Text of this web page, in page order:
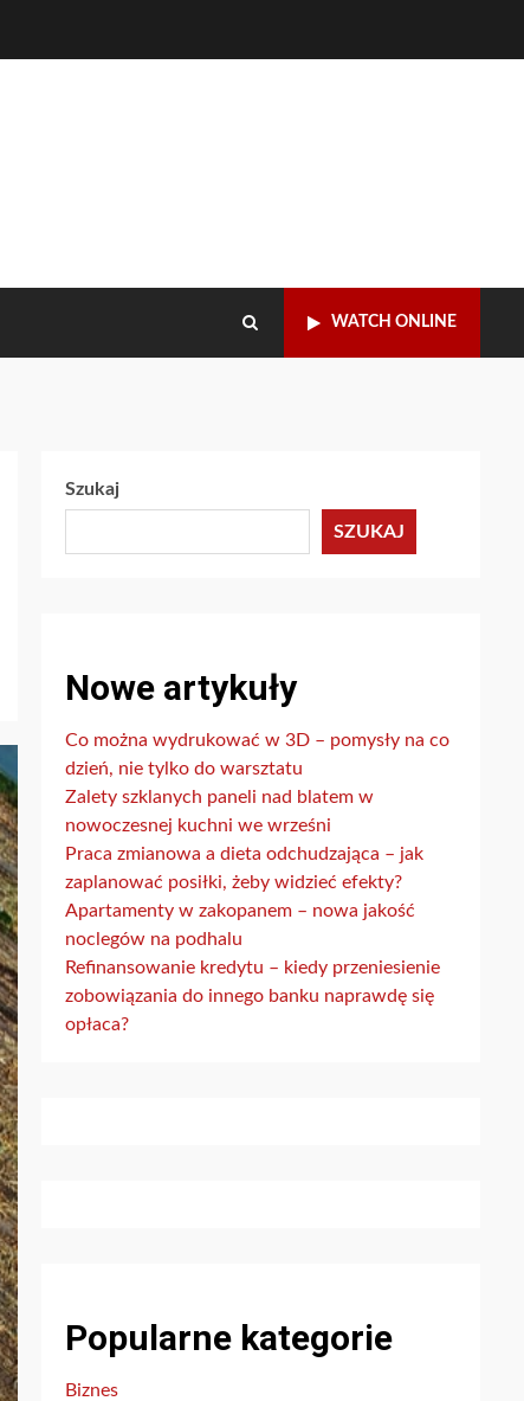
WATCH ONLINE
Szukaj
SZUKAJ
Nowe artykuły
Co można wydrukować w 3D – pomysły na co
dzień, nie tylko do warsztatu
Zalety szklanych paneli nad blatem w
nowoczesnej kuchni we wrześni
Praca zmianowa a dieta odchudzająca – jak
zaplanować posiłki, żeby widzieć efekty?
Apartamenty w zakopanem – nowa jakość
noclegów na podhalu
Refinansowanie kredytu – kiedy przeniesienie
zobowiązania do innego banku naprawdę się
opłaca?
Popularne kategorie
Biznes